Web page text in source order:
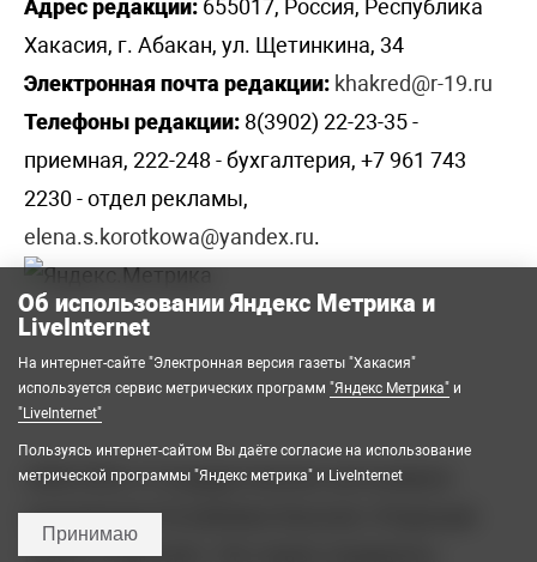
Адрес редакции: 655017, Россия, Республика
Хакасия, г. Абакан, ул. Щетинкина, 34
Электронная почта редакции: khakred@r-19.ru
Телефоны редакции: 8(3902) 22-23-35 -
приемная, 222-248 - бухгалтерия, +7 961 743
2230 - отдел рекламы,
elena.s.korotkowa@yandex.ru.
2008-2026 © Государственное автономное
учреждение Республики Хакасия «Редакция
газеты «Хакасия». Все права защищены.
Об использовании Яндекс Метрика и
LiveInternet
На интернет-сайте "Электронная версия газеты "Хакасия"
используется сервис метрических программ "Яндекс Метрика" и
"LiveInternet"
Пользуясь интернет-сайтом Вы даёте согласие на использование
метрической программы "Яндекс метрика" и LiveInternet
Принимаю